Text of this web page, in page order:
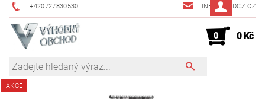
+420727830530 INFO@JMDCZ.CZ
0 0 Kč
AKCE